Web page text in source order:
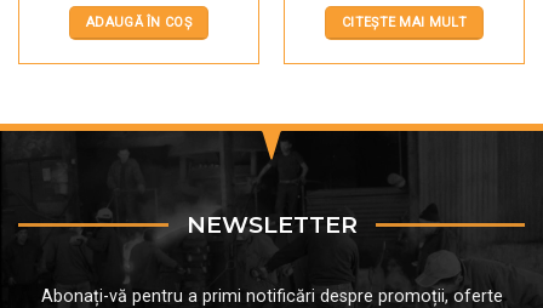
ADAUGĂ ÎN COȘ CITEȘTE MAI MULT
NEWSLETTER
Abonați-vă pentru a primi notificări despre promoții, oferte